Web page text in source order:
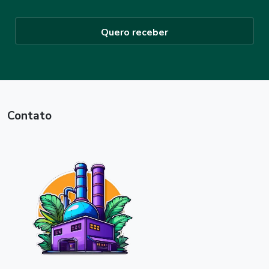
Quero receber
Contato